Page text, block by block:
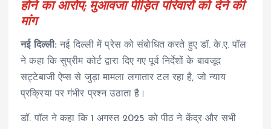
होने का आरोप; मुआवजा पीड़ित परिवारों को देने की
मांग
नई दिल्ली:नई दिल्ली में प्रेस को संबोधित करते हुए डॉ. के.ए. पॉल
ने कहा कि सुप्रीम कोर्ट द्वारा दिए गए पूर्व निर्देशों के बावजूद
सट्टेबाजी ऐप्स से जुड़ा मामला लगातार टल रहा है, जो न्याय
प्रक्रिया पर गंभीर प्रश्न उठाता है।
डॉ. पॉल ने कहा कि 1 अगस्त 2025 को पीठ ने केंद्र और सभी